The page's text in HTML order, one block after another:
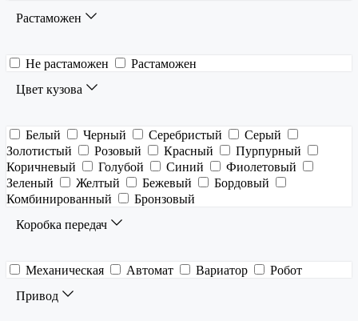
Растаможен
Не растаможен
Растаможен
Цвет кузова
Белый Черный Серебристый
Серый
Золотистый
Розовый Красный
Пурпурный
Коричневый
Голубой Синий
Фиолетовый
Зеленый
Желтый Бежевый
Бордовый
Комбинированный
Бронзовый
Коробка передач
Механическая Автомат Вариатор
Робот
Привод